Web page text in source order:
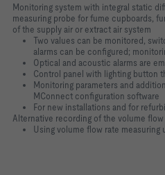
Monitoring system with integral static
measuring probe for fume cupboards,
of the supply air or extract air system
Two values can be monitored,
alarms can be configured;
Optical and acoustic alarms are
Control panel with lighting button
Monitoring parameters and
MConnect configuration software
For new installations and for
Alternative recording of the volume
Using volume flow rate measuring